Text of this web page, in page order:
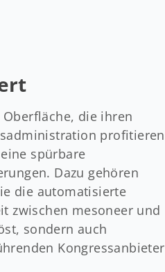
die ihren
profitieren
spürbare
Dazu gehören
die automatisierte
zwischen mesoneer und
sondern auch
Kongressanbieter